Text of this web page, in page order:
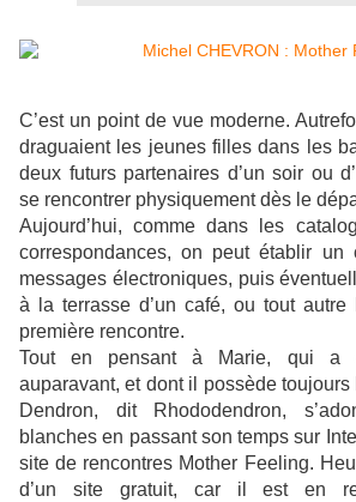
C’est un point de vue moderne.
draguaient les jeunes filles dans les
deux futurs partenaires d’un soir ou
se rencontrer physiquement dès le
Aujourd’hui, comme dans les
correspondances, on peut établir un
messages électroniques, puis
à la terrasse d’un café, ou tout
première rencontre.
Tout en pensant à Marie, qui a
auparavant, et dont il possède
Dendron, dit Rhododendron,
blanches en passant son temps sur
site de rencontres Mother Feeling.
d’un site gratuit, car il est en